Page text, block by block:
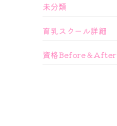
未分類
育乳スクール詳細
資格Before＆After